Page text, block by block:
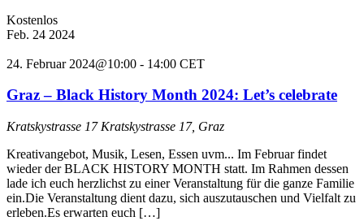
Kostenlos
Feb. 24 2024
24. Februar 2024@10:00 - 14:00 CET
Graz – Black History Month 2024: Let’s celebrate
Kratskystrasse 17 Kratskystrasse 17, Graz
Kreativangebot, Musik, Lesen, Essen uvm... Im Februar findet
wieder der BLACK HISTORY MONTH statt. Im Rahmen dessen
lade ich euch herzlichst zu einer Veranstaltung für die ganze Familie
ein.Die Veranstaltung dient dazu, sich auszutauschen und Vielfalt zu
erleben.Es erwarten euch […]